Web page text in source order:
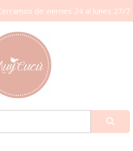
de viernes 24 al lunes 27/7